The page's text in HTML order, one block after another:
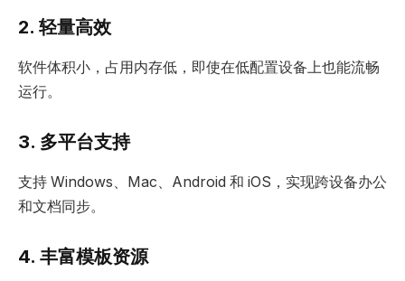
2. 轻量高效
软件体积小，占用内存低，即使在低配置设备上也能流畅
运行。
3. 多平台支持
支持 Windows、Mac、Android 和 iOS，实现跨设备办公
和文档同步。
4. 丰富模板资源